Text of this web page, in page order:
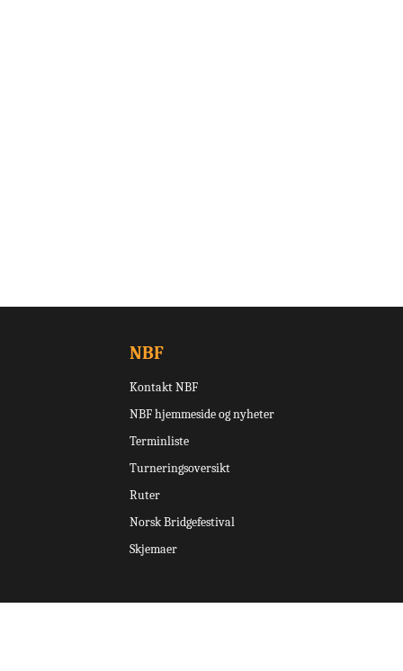
NBF
Kontakt NBF
NBF hjemmeside og nyheter
Terminliste
Turneringsoversikt
Ruter
Norsk Bridgefestival
Skjemaer